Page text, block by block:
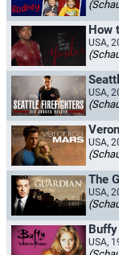
How
USA,
USA,
USA,
The
USA,
USA,